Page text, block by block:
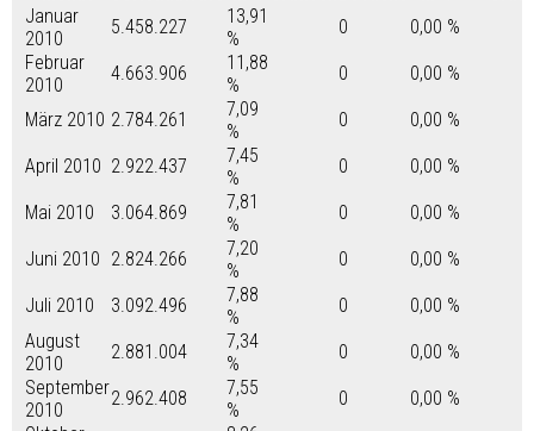
Januar
2010
5.458.227
13,91
%
0
0,00 %
Februar
2010
4.663.906
11,88
%
0 0,00 %
März 2010 2.784.261
7,09
%
0 0,00 %
April 2010 2.922.437
7,45
%
0 0,00 %
Mai 2010 3.064.869
7,81
%
0 0,00 %
Juni 2010 2.824.266
7,20
%
0 0,00 %
Juli 2010 3.092.496
7,88
%
0
0,00 %
August
2010
2.881.004
7,34
%
0
0,00 %
September
2010
2.962.408
7,55
%
0
0,00 %